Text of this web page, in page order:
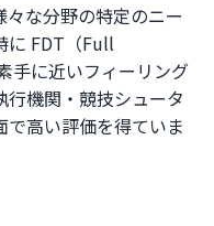
な分野の特定のニー
に FDT（Full
手に近いフィーリング
行機関・競技シュータ
高い評価を得ていま